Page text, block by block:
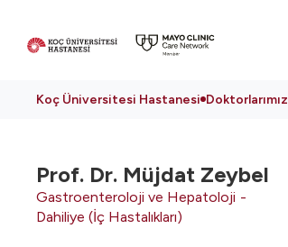
Koç Üniversitesi Hastanesi Doktorlarımız
Prof. Dr. Müjdat Zeybel
Gastroenteroloji ve Hepatoloji
Dahiliye (İç Hastalıkları)